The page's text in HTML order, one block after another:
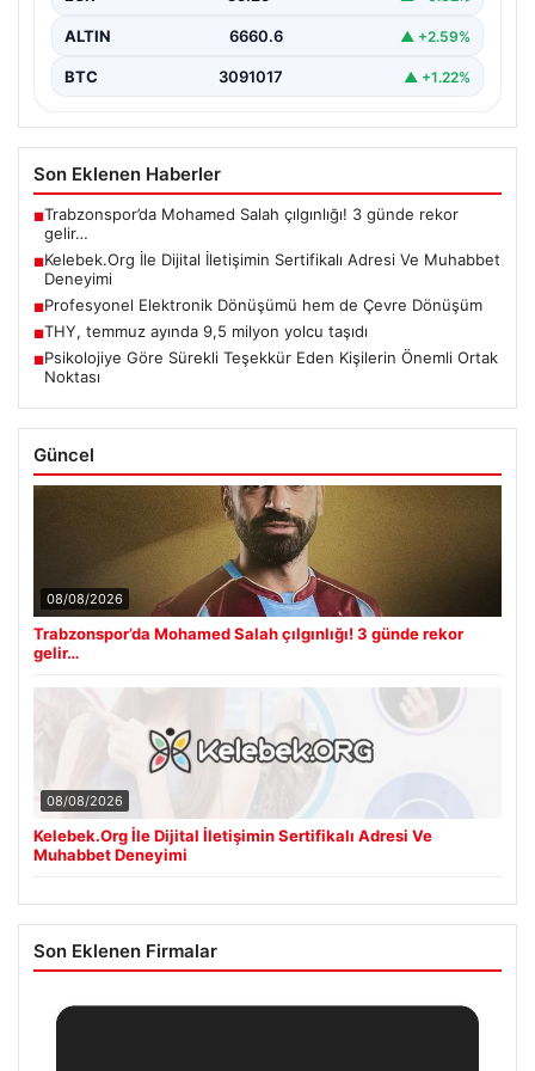
ALTIN 6660.6 ▲ +2.59%
BTC 3091017 ▲ +1.22%
Son Eklenen Haberler
■Trabzonspor’da Mohamed Salah çılgınlığı! 3 günde rekor
gelir…
■Kelebek.Org İle Dijital İletişimin Sertifikalı Adresi Ve Muhabbet
Deneyimi
■Profesyonel Elektronik Dönüşümü hem de Çevre Dönüşüm
■THY, temmuz ayında 9,5 milyon yolcu taşıdı
■Psikolojiye Göre Sürekli Teşekkür Eden Kişilerin Önemli Ortak
Noktası
Güncel
08/08/2026
Trabzonspor’da Mohamed Salah çılgınlığı! 3 günde rekor
gelir…
08/08/2026
Kelebek.Org İle Dijital İletişimin Sertifikalı Adresi Ve
Muhabbet Deneyimi
Son Eklenen Firmalar